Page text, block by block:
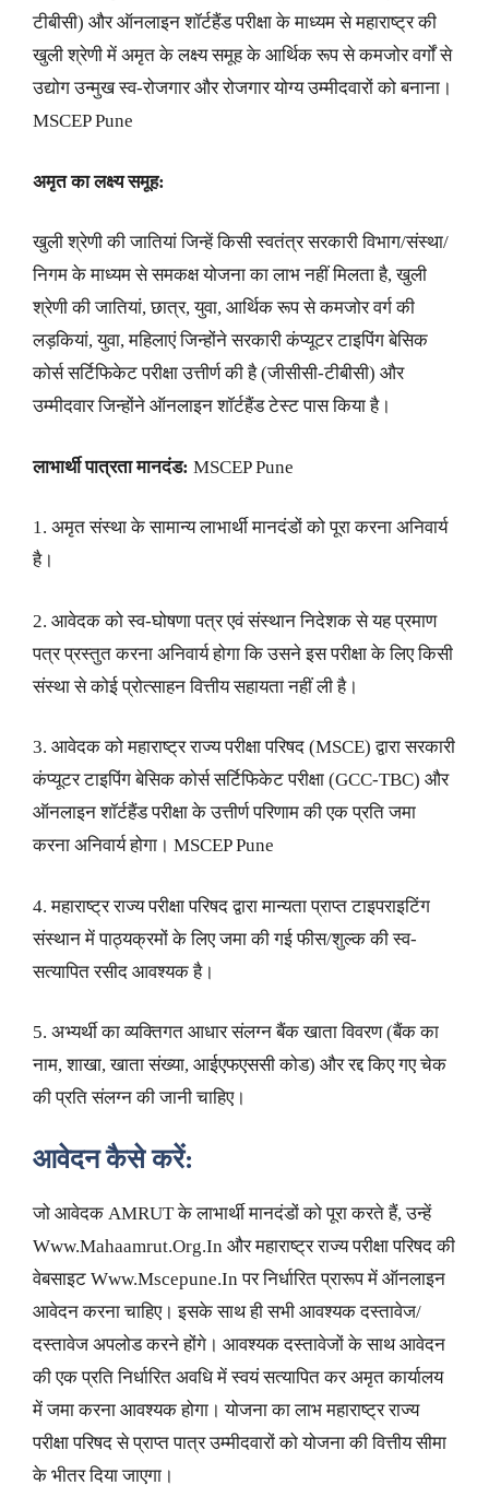
टीबीसी) और ऑनलाइन शॉर्टहैंड परीक्षा के माध्यम से महाराष्ट्र की
खुली श्रेणी में अमृत के लक्ष्य समूह के आर्थिक रूप से कमजोर वर्गों से
उद्योग उन्मुख स्व-रोजगार और रोजगार योग्य उम्मीदवारों को बनाना।
MSCEP Pune
अमृत ​​का लक्ष्य समूह:
खुली श्रेणी की जातियां जिन्हें किसी स्वतंत्र सरकारी विभाग/संस्था/
निगम के माध्यम से समकक्ष योजना का लाभ नहीं मिलता है, खुली
श्रेणी की जातियां, छात्र, युवा, आर्थिक रूप से कमजोर वर्ग की
लड़कियां, युवा, महिलाएं जिन्होंने सरकारी कंप्यूटर टाइपिंग बेसिक
कोर्स सर्टिफिकेट परीक्षा उत्तीर्ण की है (जीसीसी-टीबीसी) और
उम्मीदवार जिन्होंने ऑनलाइन शॉर्टहैंड टेस्ट पास किया है।
लाभार्थी पात्रता मानदंड: MSCEP Pune
1. अमृत संस्था के सामान्य लाभार्थी मानदंडों को पूरा करना अनिवार्य
है।
2. आवेदक को स्व-घोषणा पत्र एवं संस्थान निदेशक से यह प्रमाण
पत्र प्रस्तुत करना अनिवार्य होगा कि उसने इस परीक्षा के लिए किसी
संस्था से कोई प्रोत्साहन वित्तीय सहायता नहीं ली है।
3. आवेदक को महाराष्ट्र राज्य परीक्षा परिषद (MSCE) द्वारा सरकारी
कंप्यूटर टाइपिंग बेसिक कोर्स सर्टिफिकेट परीक्षा (GCC-TBC) और
ऑनलाइन शॉर्टहैंड परीक्षा के उत्तीर्ण परिणाम की एक प्रति जमा
करना अनिवार्य होगा। MSCEP Pune
4. महाराष्ट्र राज्य परीक्षा परिषद द्वारा मान्यता प्राप्त टाइपराइटिंग
संस्थान में पाठ्यक्रमों के लिए जमा की गई फीस/शुल्क की स्व-
सत्यापित रसीद आवश्यक है।
5. अभ्यर्थी का व्यक्तिगत आधार संलग्न बैंक खाता विवरण (बैंक का
नाम, शाखा, खाता संख्या, आईएफएससी कोड) और रद्द किए गए चेक
की प्रति संलग्न की जानी चाहिए।
आवेदन कैसे करें:
जो आवेदक AMRUT के लाभार्थी मानदंडों को पूरा करते हैं, उन्हें
Www.Mahaamrut.Org.In और महाराष्ट्र राज्य परीक्षा परिषद की
वेबसाइट Www.Mscepune.In पर निर्धारित प्रारूप में ऑनलाइन
आवेदन करना चाहिए। इसके साथ ही सभी आवश्यक दस्तावेज/
दस्तावेज अपलोड करने होंगे। आवश्यक दस्तावेजों के साथ आवेदन
की एक प्रति निर्धारित अवधि में स्वयं सत्यापित कर अमृत कार्यालय
में जमा करना आवश्यक होगा। योजना का लाभ महाराष्ट्र राज्य
परीक्षा परिषद से प्राप्त पात्र उम्मीदवारों को योजना की वित्तीय सीमा
के भीतर दिया जाएगा।